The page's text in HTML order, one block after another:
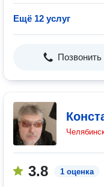
Ещё 12 услуг
Позвонить
3.8 1 оценка